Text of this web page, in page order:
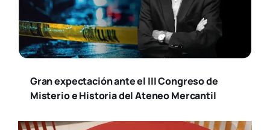
Gran expectación ante el III Congreso de
Misterio e Historia del Ateneo Mercantil